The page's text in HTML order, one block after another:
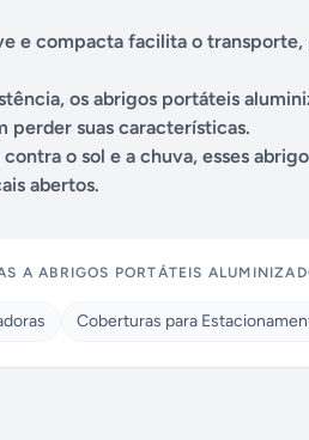
e compacta facilita o
os abrigos portáteis
perder suas características.
o sol e a chuva, esses
abertos.
AABRIGOS PORTÁTEIS
Coberturas para